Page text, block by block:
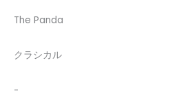
The Panda
クラシカル
-